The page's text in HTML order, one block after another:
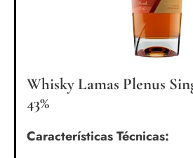
Whisky Lamas Plenus
43%
Características Técnicas: